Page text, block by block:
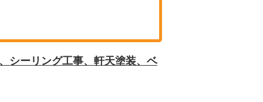
シーリング工事、軒天塗装、ベ